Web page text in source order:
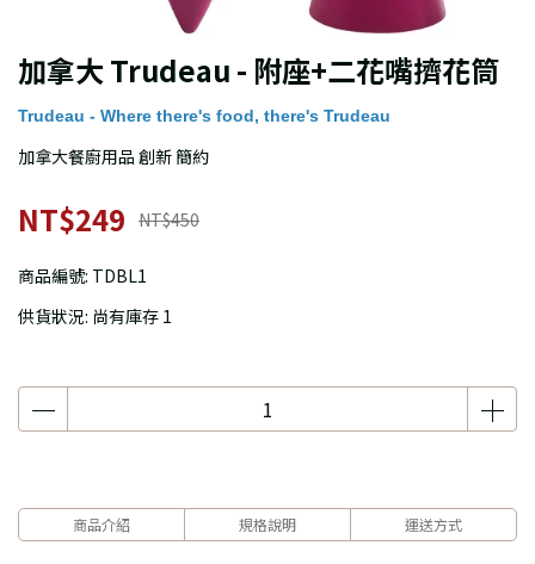
加拿大 Trudeau - 附座+二花嘴擠花筒
Trudeau - Where there's food, there's Trudeau
加拿大餐廚用品 創新 簡約
NT$249 NT$450
商品編號: TDBL1
供貨狀況: 尚有庫存 1
商品介紹 規格說明 運送方式